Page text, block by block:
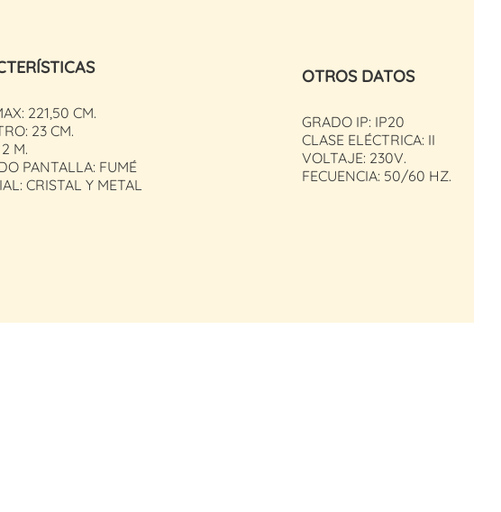
221,50 CM.
23 CM.
M.
PANTALLA: FUMÉ
CRISTAL Y METAL
OTROS DATOS
GRADO IP: IP20
CLASE ELÉCTRICA: II
VOLTAJE: 230V.
FECUENCIA: 50/60 HZ.